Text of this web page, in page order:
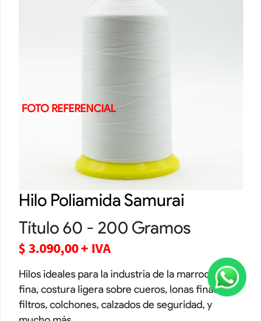
FOTO REFERENCIAL
Hilo Poliamida Samurai
Título 60 - 200 Gramos
$ 3.090,00+ IVA
Hilos ideales para la industria de la marroquinería
fina, costura ligera sobre cueros, lonas finas,
filtros, colchones, calzados de seguridad, y